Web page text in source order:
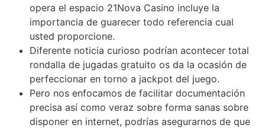
opera el espacio 21Nova Casino incluye la
importancia de guarecer todo referencia cual
usted proporcione.
Diferente noticia curioso podrí­an acontecer total
rondalla de jugadas gratuito os da la ocasión de
perfeccionar en torno a jackpot del juego.
Pero nos enfocamos de facilitar documentación
precisa así­ como veraz sobre forma sanas sobre
disponer en internet, podrías asegurarnos de que